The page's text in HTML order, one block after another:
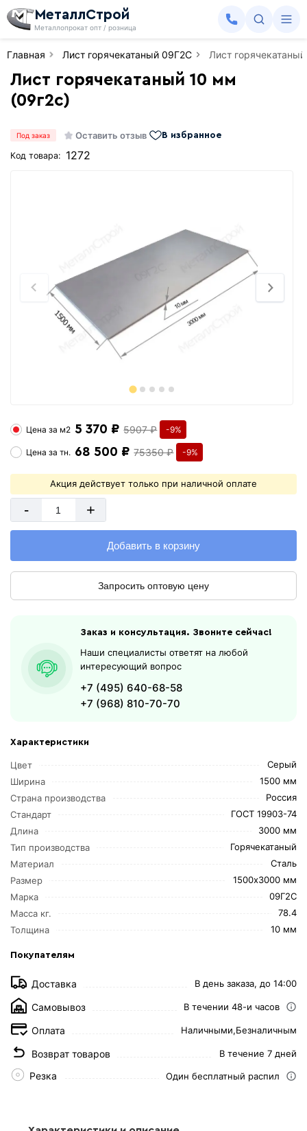
МеталлСтрой
Металлопрокат опт / розница
Главная Лист горячекатаный 09Г2С Лист
Лист горячекатаный 10 мм
(09г2с)
Под заказ Оставить отзыв В избранное
Код товара: 1272
Характеристики
Цвет
Серый
Ширина
1500 мм
Страна производства
Россия
Стандарт
ГОСТ 19903-74
Длина
3000 мм
Тип производства
Горячекатаный
Материал
Сталь
Размер
1500х3000 мм
Марка
09Г2С
Масса кг.
78.4
Толщина
10 мм
Покупателям
Доставка В день заказа, до 14:00
Самовывоз В течении 48-и часов
Оплата Наличными,Безналичным
Возврат товаров В течение 7 дней
Резка Один бесплатный распил
Цена за м2 5 370 ₽ 5907 ₽ -9%
Цена затн. 68 500 ₽ 75350 ₽ -9%
Акция действует только при наличной оплате
- +
Добавить в корзину
Запросить оптовую цену
Заказ и консультация. Звоните сейчас!
Наши специалисты ответят на любой
интересующий вопрос
+7 (495) 640-68-58
+7 (968) 810-70-70